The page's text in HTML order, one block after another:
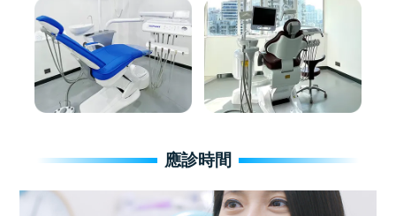
應診時間